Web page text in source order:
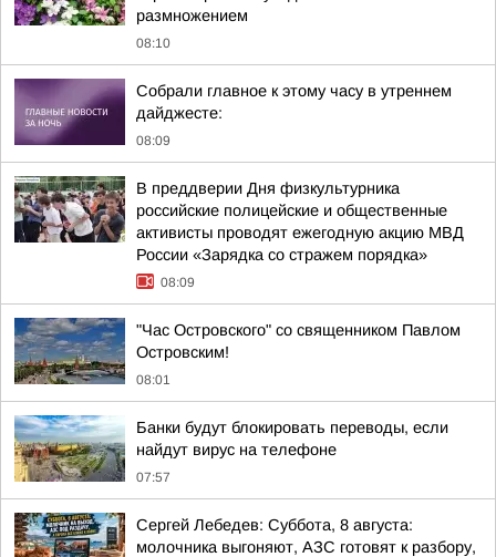
размножением
08:10
Собрали главное к этому часу в утреннем
дайджесте:
08:09
В преддверии Дня физкультурника
российские полицейские и общественные
активисты проводят ежегодную акцию МВД
России «Зарядка со стражем порядка»
08:09
"Час Островского" со священником Павлом
Островским!
08:01
Банки будут блокировать переводы, если
найдут вирус на телефоне
07:57
Сергей Лебедев: Суббота, 8 августа:
молочника выгоняют, АЗС готовят к разбору,